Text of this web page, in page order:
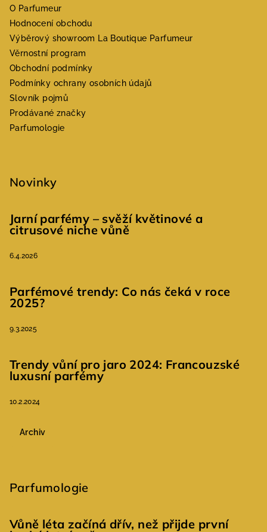
O Parfumeur
Hodnocení obchodu
Výběrový showroom La Boutique Parfumeur
Věrnostní program
Obchodní podmínky
Podmínky ochrany osobních údajů
Slovník pojmů
Prodávané značky
Parfumologie
Novinky
Jarní parfémy – svěží květinové a
citrusové niche vůně
6.4.2026
Parfémové trendy: Co nás čeká v roce
2025?
9.3.2025
Trendy vůní pro jaro 2024: Francouzské
luxusní parfémy
10.2.2024
Archiv
Parfumologie
Vůně léta začíná dřív, než přijde první